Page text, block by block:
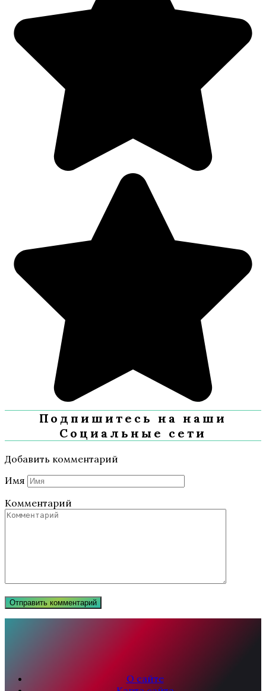
Подпишитесь на наши
Социальные сети
Добавить комментарий
Имя
Комментарий
О сайте